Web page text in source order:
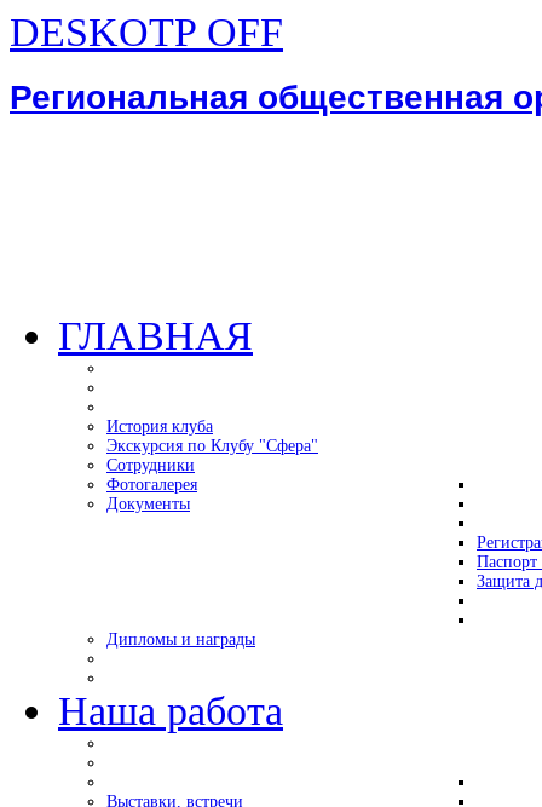
DESKOTP OFF
Региональная общественная
ГЛАВНАЯ
История клуба
Экскурсия по Клубу "Сфера"
Сотрудники
Фотогалерея
Документы
Паспорт
Защита
Дипломы и награды
Наша работа
Выставки, встречи